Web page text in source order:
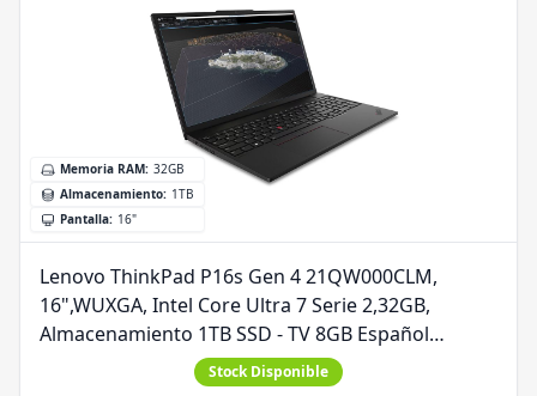
Memoria RAM: 32GB
Almacenamiento: 1TB
Pantalla: 16"
Lenovo ThinkPad P16s Gen 4 21QW000CLM,
16",WUXGA, Intel Core Ultra 7 Serie 2,32GB,
Almacenamiento 1TB SSD - TV 8GB Español
(América Latina) Teclado - Negro, Windows 11 Pro
Stock Disponible